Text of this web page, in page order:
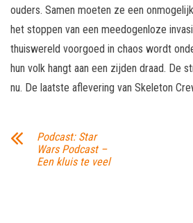
ouders. Samen moeten ze een
het stoppen van een meedogenloze
thuiswereld voorgoed in chaos wordt
hun volk hangt aan een zijden draad. De
nu. De laatste aflevering van Skeleton
Podcast: Star
Wars Podcast –
Een kluis te veel